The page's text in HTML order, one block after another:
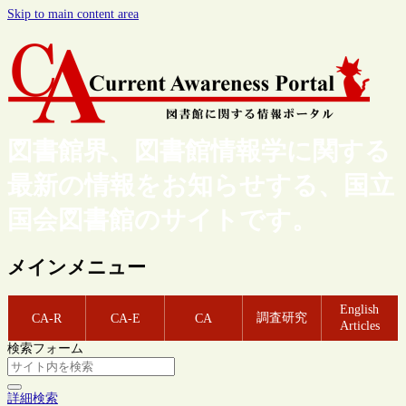
Skip to main content area
図書館界、図書館情報学に関する
最新の情報をお知らせする、国立
国会図書館のサイトです。
メインメニュー
CA-R CA-E CA 調査研究
English
Articles
検索フォーム
詳細検索